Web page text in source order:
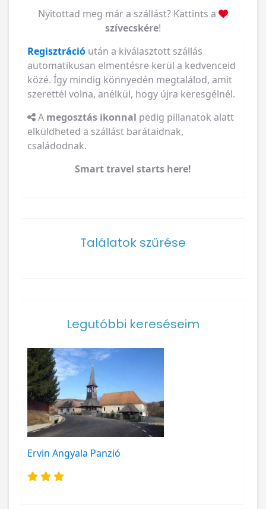
Nyitottad meg már a szállást? Kattints a
szívecskére!
Regisztráció után a kiválasztott szállás
automatikusan elmentésre kerül a kedvenceid
közé. Így mindig könnyedén megtalálod, amit
szerettél volna, anélkül, hogy újra keresgélnél.
A megosztás ikonnal pedig pillanatok alatt
elküldheted a szállást barátaidnak,
családodnak.
Smart travel starts here!
Találatok szűrése
Legutóbbi kereséseim
Ervin Angyala Panzió